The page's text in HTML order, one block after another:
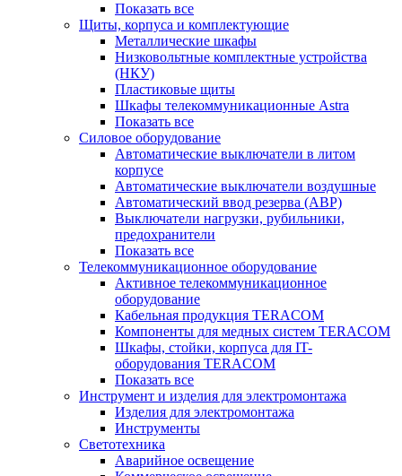
Показать все
Щиты, корпуса и комплектующие
Металлические шкафы
Низковольтные комплектные устройства
(НКУ)
Пластиковые щиты
Шкафы телекоммуникационные Astra
Показать все
Силовое оборудование
Автоматические выключатели в литом
корпусе
Автоматические выключатели воздушные
Автоматический ввод резерва (АВР)
Выключатели нагрузки, рубильники,
предохранители
Показать все
Телекоммуникационное оборудование
Активное телекоммуникационное
оборудование
Кабельная продукция TERACOM
Компоненты для медных систем TERACOM
Шкафы, стойки, корпуса для IT-
оборудования TERACOM
Показать все
Инструмент и изделия для электромонтажа
Изделия для электромонтажа
Инструменты
Светотехника
Аварийное освещение